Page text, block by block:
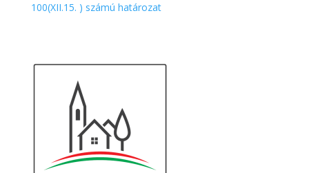
100(XII.15. ) számú határozat